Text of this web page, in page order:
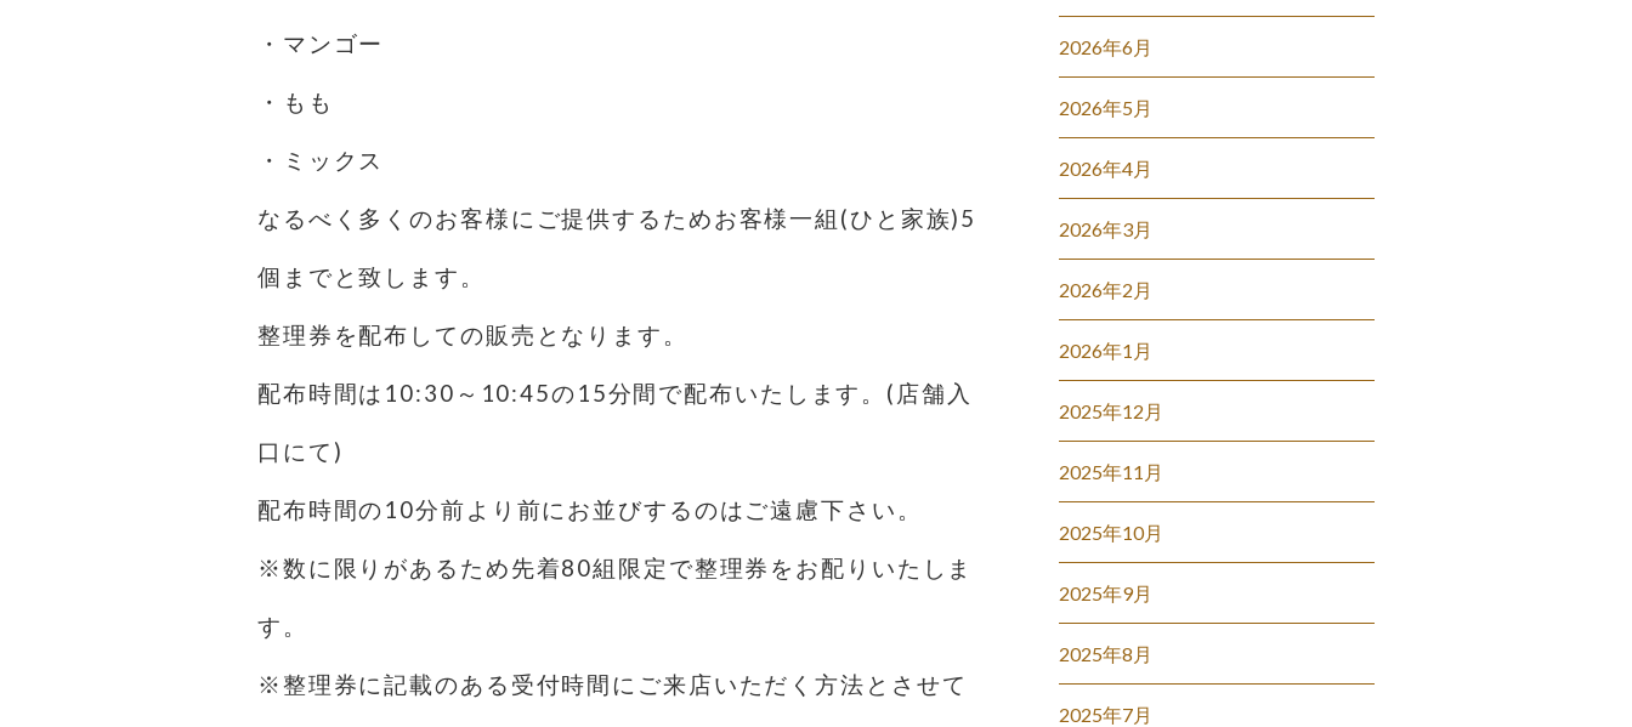
・マンゴー
・もも
・ミックス
なるべく多くのお客様にご提供するためお客様一組(ひと家族)5
個までと致します。
整理券を配布しての販売となります。
配布時間は10:30～10:45の15分間で配布いたします。(店舗入
口にて)
配布時間の10分前より前にお並びするのはご遠慮下さい。
※数に限りがあるため先着80組限定で整理券をお配りいたしま
す。
※整理券に記載のある受付時間にご来店いただく方法とさせて
2026年6月
2026年5月
2026年4月
2026年3月
2026年2月
2026年1月
2025年12月
2025年11月
2025年10月
2025年9月
2025年8月
2025年7月